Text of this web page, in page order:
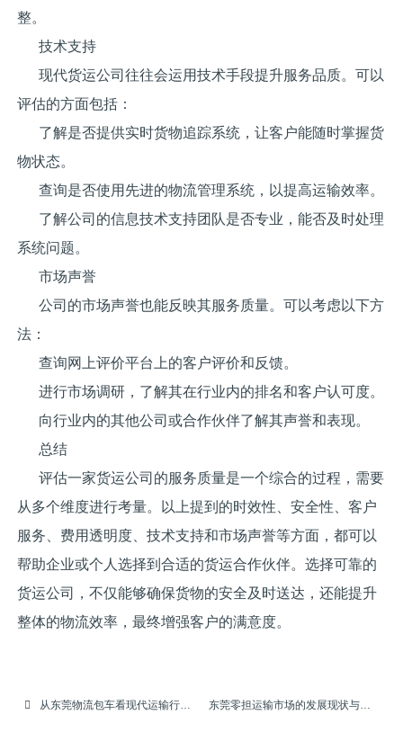
整。
技术支持
现代货运公司往往会运用技术手段提升服务品质。可以
评估的方面包括：
了解是否提供实时货物追踪系统，让客户能随时掌握货
物状态。
查询是否使用先进的物流管理系统，以提高运输效率。
了解公司的信息技术支持团队是否专业，能否及时处理
系统问题。
市场声誉
公司的市场声誉也能反映其服务质量。可以考虑以下方
法：
查询网上评价平台上的客户评价和反馈。
进行市场调研，了解其在行业内的排名和客户认可度。
向行业内的其他公司或合作伙伴了解其声誉和表现。
总结
评估一家货运公司的服务质量是一个综合的过程，需要
从多个维度进行考量。以上提到的时效性、安全性、客户
服务、费用透明度、技术支持和市场声誉等方面，都可以
帮助企业或个人选择到合适的货运合作伙伴。选择可靠的
货运公司，不仅能够确保货物的安全及时送达，还能提升
整体的物流效率，最终增强客户的满意度。
从东莞物流包车看现代运输行业的变革 东莞零担运输市场的发展现状与未来趋势